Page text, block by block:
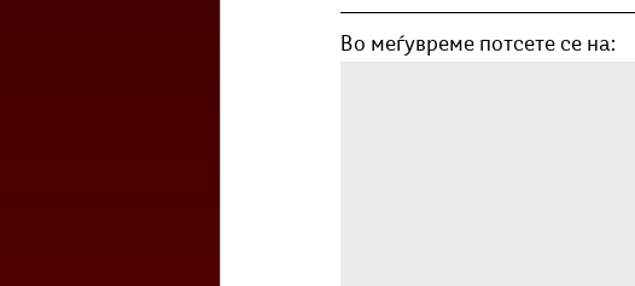
Во меѓувреме потсете се на: